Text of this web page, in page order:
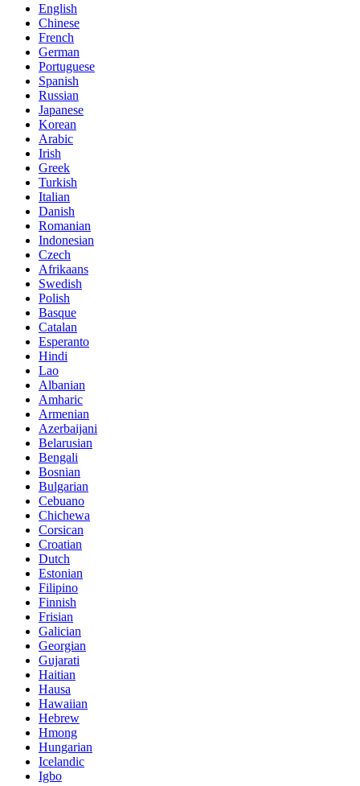
English
Chinese
French
German
Portuguese
Spanish
Russian
Japanese
Korean
Arabic
Irish
Greek
Turkish
Italian
Danish
Romanian
Indonesian
Czech
Afrikaans
Swedish
Polish
Basque
Catalan
Esperanto
Hindi
Lao
Albanian
Amharic
Armenian
Azerbaijani
Belarusian
Bengali
Bosnian
Bulgarian
Cebuano
Chichewa
Corsican
Croatian
Dutch
Estonian
Filipino
Finnish
Frisian
Galician
Georgian
Gujarati
Haitian
Hausa
Hawaiian
Hebrew
Hmong
Hungarian
Icelandic
Igbo